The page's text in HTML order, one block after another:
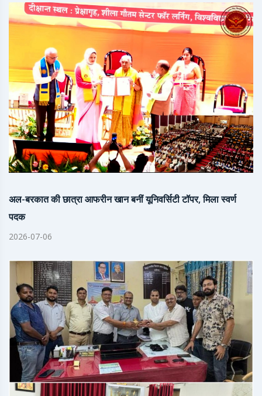
अल-बरकात की छात्रा आफरीन खान बनीं यूनिवर्सिटी टॉपर, मिला स्वर्ण
पदक
2026-07-06